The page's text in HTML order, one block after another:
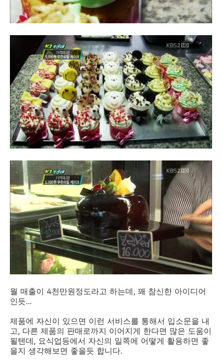
월 매출이 4천만원정도라고 하는데, 꽤 참신한 아이디어
인듯...
제품에 자신이 있으면 이런 서비스를 통해서 입소문을 내
고, 다른 제품의 판매로까지 이어지게 한다면 많은 도움이
될텐데, 요식업등에서 자신의 일쪽에 어떻게 활용하면 좋
을지 생각해보면 좋을듯 합니다.